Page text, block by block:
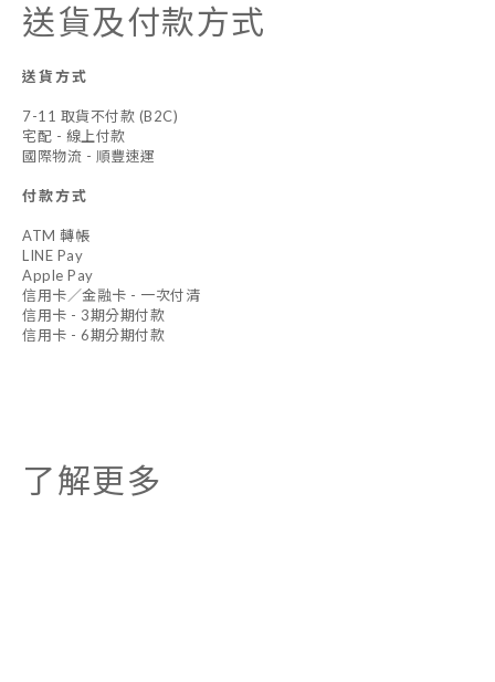
送貨及付款方式
送貨方式
7-11 取貨不付款 (B2C)
宅配 - 線上付款
國際物流 - 順豐速運
付款方式
ATM 轉帳
LINE Pay
Apple Pay
信用卡／金融卡 - 一次付清
信用卡 - 3期分期付款
信用卡 - 6期分期付款
了解更多